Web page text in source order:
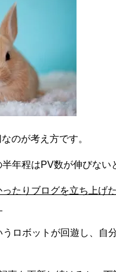
のが考え方です。
年程はPV数が伸びない
たりブログを立ち上げ
ロボットが回遊し、自